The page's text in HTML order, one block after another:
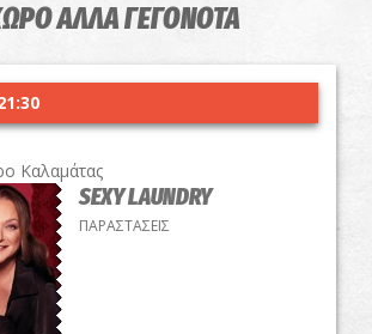
ΑΛΛΑ ΓΕΓΟΝΟΤΑ
Καλαμάτας
SEXY LAUNDRY
ΠΑΡΑΣΤΑΣΕΙΣ